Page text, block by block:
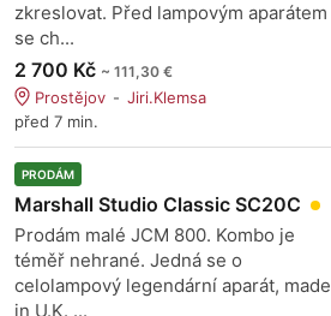
zkreslovat. Před lampovým aparátem
se ch...
2 700 Kč ~ 111,30 €
Prostějov
Jiri.Klemsa
před 7 min.
PRODÁM
Marshall Studio Classic SC20C
Prodám malé JCM 800. Kombo je
téměř nehrané. Jedná se o
celolampový legendární aparát, made
in U.K. ...